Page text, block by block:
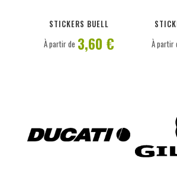
STICKERS BUELL
À partir de 3,60 € À partir